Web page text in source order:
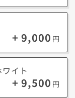
+ 9,000 円
イト
+ 9,500 円